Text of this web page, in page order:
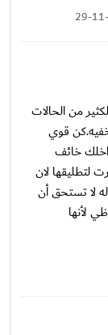
29-
من الحالات
قوي
خائف
لتطليقها لان
لا تستحق أن
لأنها